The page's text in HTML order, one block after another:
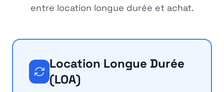
entre location longue durée et achat.
Location Longue Durée
(LOA)